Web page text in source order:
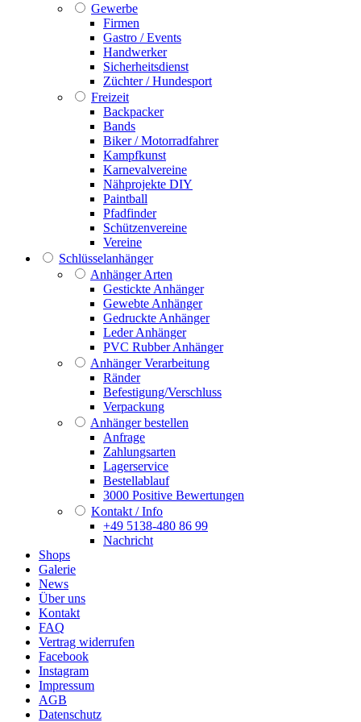
Gewerbe
Firmen
Gastro / Events
Handwerker
Sicherheitsdienst
Züchter / Hundesport
Freizeit
Backpacker
Bands
Biker / Motorradfahrer
Kampfkunst
Karnevalvereine
Nähprojekte DIY
Paintball
Pfadfinder
Schützenvereine
Vereine
Schlüsselanhänger
Anhänger Arten
Gestickte Anhänger
Gewebte Anhänger
Gedruckte Anhänger
Leder Anhänger
PVC Rubber Anhänger
Anhänger Verarbeitung
Ränder
Befestigung/Verschluss
Verpackung
Anhänger bestellen
Anfrage
Zahlungsarten
Lagerservice
Bestellablauf
3000 Positive Bewertungen
Kontakt / Info
+49 5138-480 86 99
Nachricht
Shops
Galerie
News
Über uns
Kontakt
FAQ
Vertrag widerrufen
Facebook
Instagram
Impressum
AGB
Datenschutz